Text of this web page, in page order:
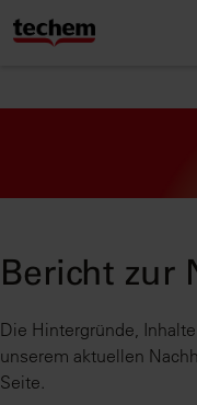
Bericht zur
Die Hintergründe,
unserem aktuellen
Seite.